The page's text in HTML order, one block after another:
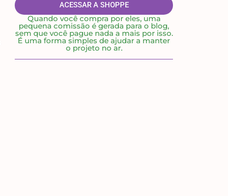
ACESSAR A SHOPPE
Quando você compra por eles, uma
pequena comissão é gerada para o blog,
sem que você pague nada a mais por isso.
É uma forma simples de ajudar a manter
o projeto no ar.